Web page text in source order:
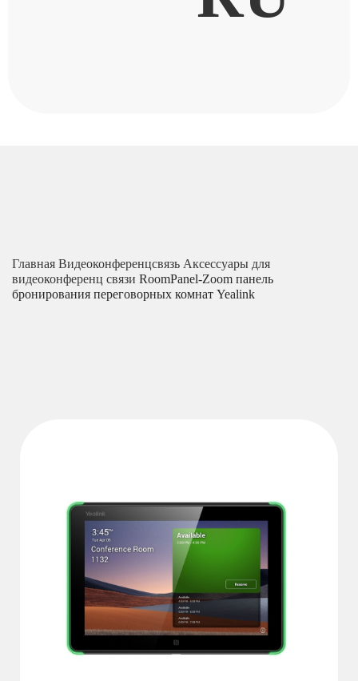
Главная Видеоконференцсвязь Аксессуары для
видеоконференц связи RoomPanel-Zoom панель
бронирования переговорных комнат Yealink